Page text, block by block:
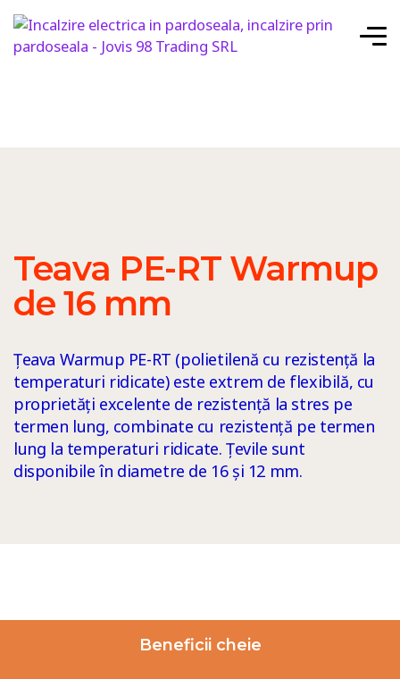
Teava PE-RT Warmup
de 16 mm
Țeava Warmup PE-RT (polietilenă cu rezistență la
temperaturi ridicate) este extrem de flexibilă, cu
proprietăți excelente de rezistență la stres pe
termen lung, combinate cu rezistență pe termen
lung la temperaturi ridicate. Țevile sunt
disponibile în diametre de 16 și 12 mm.
Beneficii cheie